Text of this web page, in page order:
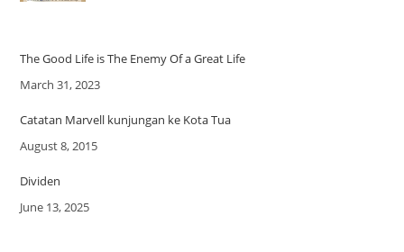
The Good Life is The Enemy Of a Great Life
Date
March 31, 2023
Catatan Marvell kunjungan ke Kota Tua
Date
August 8, 2015
Dividen
Date
June 13, 2025